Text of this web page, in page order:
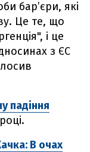
бар’єри, які
Це те, що
і це
з ЄС
падіння
В очах